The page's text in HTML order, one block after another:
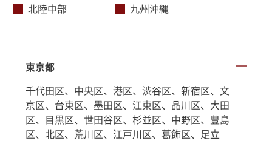
北陸中部
九州沖縄
東京都
千代田区、中央区、港区、渋谷区、新宿区、文
京区、台東区、墨田区、江東区、品川区、大田
区、目黒区、世田谷区、杉並区、中野区、豊島
区、北区、荒川区、江戸川区、葛飾区、足立